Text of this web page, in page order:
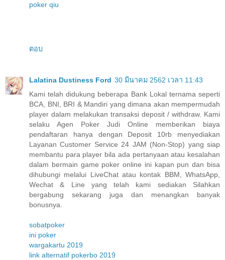
poker qiu
ตอบ
Lalatina Dustiness Ford 30 มีนาคม 2562 เวลา 11:43
Kami telah didukung beberapa Bank Lokal ternama seperti
BCA, BNI, BRI & Mandiri yang dimana akan mempermudah
player dalam melakukan transaksi deposit / withdraw. Kami
selaku Agen Poker Judi Online memberikan biaya
pendaftaran hanya dengan Deposit 10rb menyediakan
Layanan Customer Service 24 JAM (Non-Stop) yang siap
membantu para player bila ada pertanyaan atau kesalahan
dalam bermain game poker online ini kapan pun dan bisa
dihubungi melalui LiveChat atau kontak BBM, WhatsApp,
Wechat & Line yang telah kami sediakan Silahkan
bergabung sekarang juga dan menangkan banyak
bonusnya.
sobatpoker
ini poker
wargakartu 2019
link alternatif pokerbo 2019